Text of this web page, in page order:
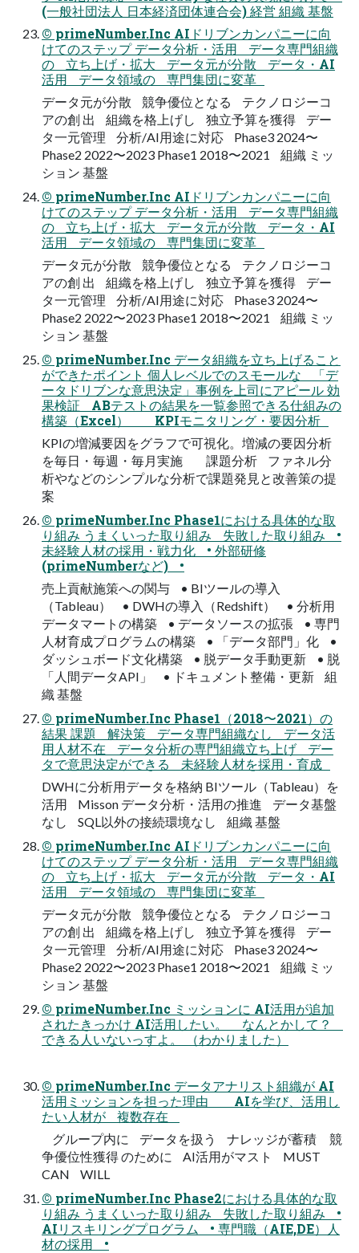
(一般社団法人 日本経済団体連合会) 経営 組織 基盤
© primeNumber.Inc AIドリブンカンパニーに向
けてのステップ データ分析・活用 データ専門組織
の 立ち上げ・拡大 データ元が分散 データ・AI
活用 データ領域の 専門集団に変革
データ元が分散 競争優位となる テクノロジーコ
アの創 出 組織を格上げし 独立予算を獲得 デー
タ一元管理 分析/AI用途に対応 Phase3 2024〜
Phase2 2022〜2023 Phase1 2018〜2021 組織 ミッ
ション 基盤
© primeNumber.Inc AIドリブンカンパニーに向
けてのステップ データ分析・活用 データ専門組織
の 立ち上げ・拡大 データ元が分散 データ・AI
活用 データ領域の 専門集団に変革
データ元が分散 競争優位となる テクノロジーコ
アの創 出 組織を格上げし 独立予算を獲得 デー
タ一元管理 分析/AI用途に対応 Phase3 2024〜
Phase2 2022〜2023 Phase1 2018〜2021 組織 ミッ
ション 基盤
© primeNumber.Inc データ組織を立ち上げること
ができたポイント 個人レベルでのスモールな 「デ
ータドリブンな意思決定」事例を上司にアピール 効
果検証 ABテストの結果を一覧参照できる仕組みの
構築（Excel） KPIモニタリング・要因分析
KPIの増減要因をグラフで可視化。増減の要因分析
を毎日・毎週・毎月実施 課題分析 ファネル分
析やなどのシンプルな分析で課題発見と改善策の提
案
© primeNumber.Inc Phase1における具体的な取
り組み うまくいった取り組み 失敗した取り組み •
未経験人材の採用・戦力化 • 外部研修
(primeNumberなど) •
売上貢献施策への関与 • BIツールの導入
（Tableau） • DWHの導入（Redshift） • 分析用
データマートの構築 • データソースの拡張 • 専門
人材育成プログラムの構築 • 「データ部門」化 •
ダッシュボード文化構築 • 脱データ手動更新 • 脱
「人間データAPI」 • ドキュメント整備・更新 組
織 基盤
© primeNumber.Inc Phase1（2018〜2021）の
結果 課題 解決策 データ専門組織なし データ活
用人材不在 データ分析の専門組織立ち上げ デー
タで意思決定ができる 未経験人材を採用・育成
DWHに分析用データを格納 BIツール（Tableau）を
活用 Misson データ分析・活用の推進 データ基盤
なし SQL以外の接続環境なし 組織 基盤
© primeNumber.Inc AIドリブンカンパニーに向
けてのステップ データ分析・活用 データ専門組織
の 立ち上げ・拡大 データ元が分散 データ・AI
活用 データ領域の 専門集団に変革
データ元が分散 競争優位となる テクノロジーコ
アの創 出 組織を格上げし 独立予算を獲得 デー
タ一元管理 分析/AI用途に対応 Phase3 2024〜
Phase2 2022〜2023 Phase1 2018〜2021 組織 ミッ
ション 基盤
© primeNumber.Inc ミッションに AI活用が追加
されたきっかけ AI活用したい。 なんとかして？
できる人いないっすよ。 （わかりました）
© primeNumber.Inc データアナリスト組織が AI
活用ミッションを担った理由 AIを学び、活用し
たい人材が 複数存在
グループ内に データを扱う ナレッジが蓄積 競
争優位性獲得 のために AI活用がマスト MUST
CAN WILL
© primeNumber.Inc Phase2における具体的な取
り組み うまくいった取り組み 失敗した取り組み •
AIリスキリングプログラム • 専門職（AIE,DE）人
材の採用 •